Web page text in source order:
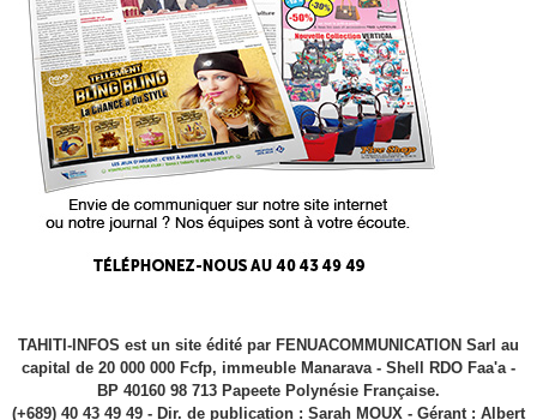
TAHITI-INFOS est un site édité par FENUACOMMUNICATION Sarl au
capital de 20 000 000 Fcfp, immeuble Manarava - Shell RDO Faa'a -
BP 40160 98 713 Papeete Polynésie Française.
(+689) 40 43 49 49 - Dir. de publication : Sarah MOUX - Gérant : Albert